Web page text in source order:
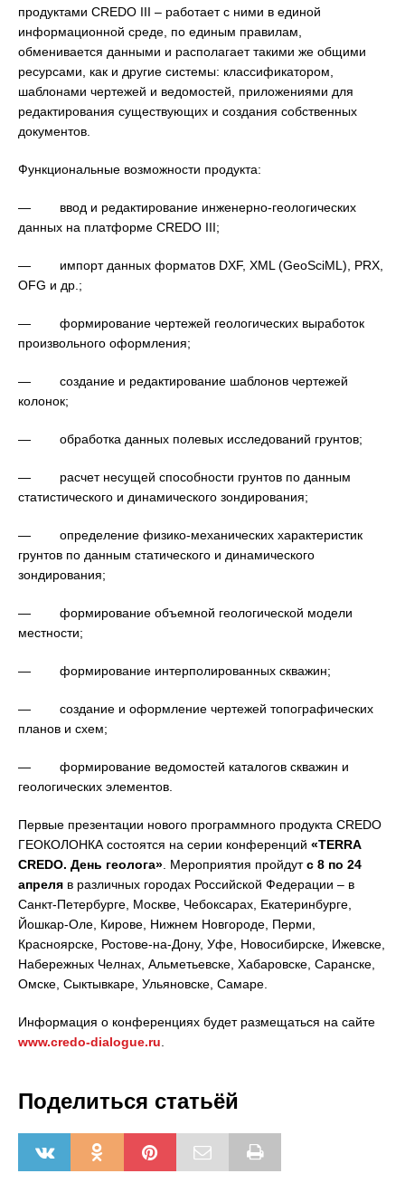
продуктами CREDO III – работает с ними в единой
информационной среде, по единым правилам,
обменивается данными и располагает такими же общими
ресурсами, как и другие системы: классификатором,
шаблонами чертежей и ведомостей, приложениями для
редактирования существующих и создания собственных
документов.
Функциональные возможности продукта:
— ввод и редактирование инженерно-геологических
данных на платформе CREDO III;
— импорт данных форматов DXF, XML (GeoSciML), PRX,
OFG и др.;
— формирование чертежей геологических выработок
произвольного оформления;
— создание и редактирование шаблонов чертежей
колонок;
— обработка данных полевых исследований грунтов;
— расчет несущей способности грунтов по данным
статистического и динамического зондирования;
— определение физико-механических характеристик
грунтов по данным статического и динамического
зондирования;
— формирование объемной геологической модели
местности;
— формирование интерполированных скважин;
— создание и оформление чертежей топографических
планов и схем;
— формирование ведомостей каталогов скважин и
геологических элементов.
Первые презентации нового программного продукта CREDO
ГЕОКОЛОНКА состоятся на серии конференций «TERRA
CREDO. День геолога» . Мероприятия пройдутс 8 по 24
апреля в различных городах Российской Федерации – в
Санкт-Петербурге, Москве, Чебоксарах, Екатеринбурге,
Йошкар-Оле, Кирове, Нижнем Новгороде, Перми,
Красноярске, Ростове-на-Дону, Уфе, Новосибирске, Ижевске,
Набережных Челнах, Альметьевске, Хабаровске, Саранске,
Омске, Сыктывкаре, Ульяновске, Самаре.
Информация о конференциях будет размещаться на сайте
www.credo-dialogue.ru
Поделиться статьёй